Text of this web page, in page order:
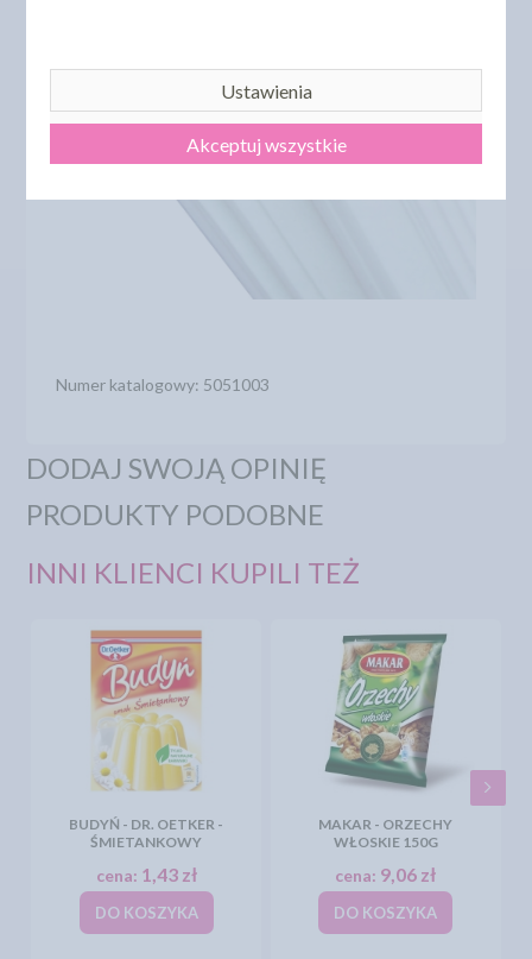
Numer katalogowy: 5051003
DODAJ SWOJĄ OPINIĘ
PRODUKTY PODOBNE
INNI KLIENCI KUPILI TEŻ
BUDYŃ - DR. OETKER -
ŚMIETANKOWY
cena: 1,43 zł
DO KOSZYKA
MAKAR - ORZECHY
WŁOSKIE 150G
cena: 9,06 zł
DO KOSZYKA
Ustawienia
Akceptuj wszystkie